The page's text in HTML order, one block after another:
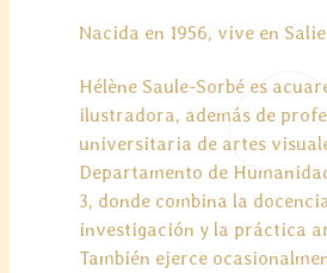
Nacida en 1956, vive en
Hélène Saule-Sorbé es
ilustradora, además de
universitaria de artes
Departamento de
3, donde combina la
investigación y la práctica
También ejerce